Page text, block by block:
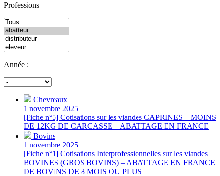
Professions
Année :
Chevreaux
1 novembre 2025
[Fiche n°5] Cotisations sur les viandes CAPRINES – MOINS
DE 12KG DE CARCASSE – ABATTAGE EN FRANCE
Bovins
1 novembre 2025
[Fiche n°1] Cotisations Interprofessionnelles sur les viandes
BOVINES (GROS BOVINS) – ABATTAGE EN FRANCE
DE BOVINS DE 8 MOIS OU PLUS